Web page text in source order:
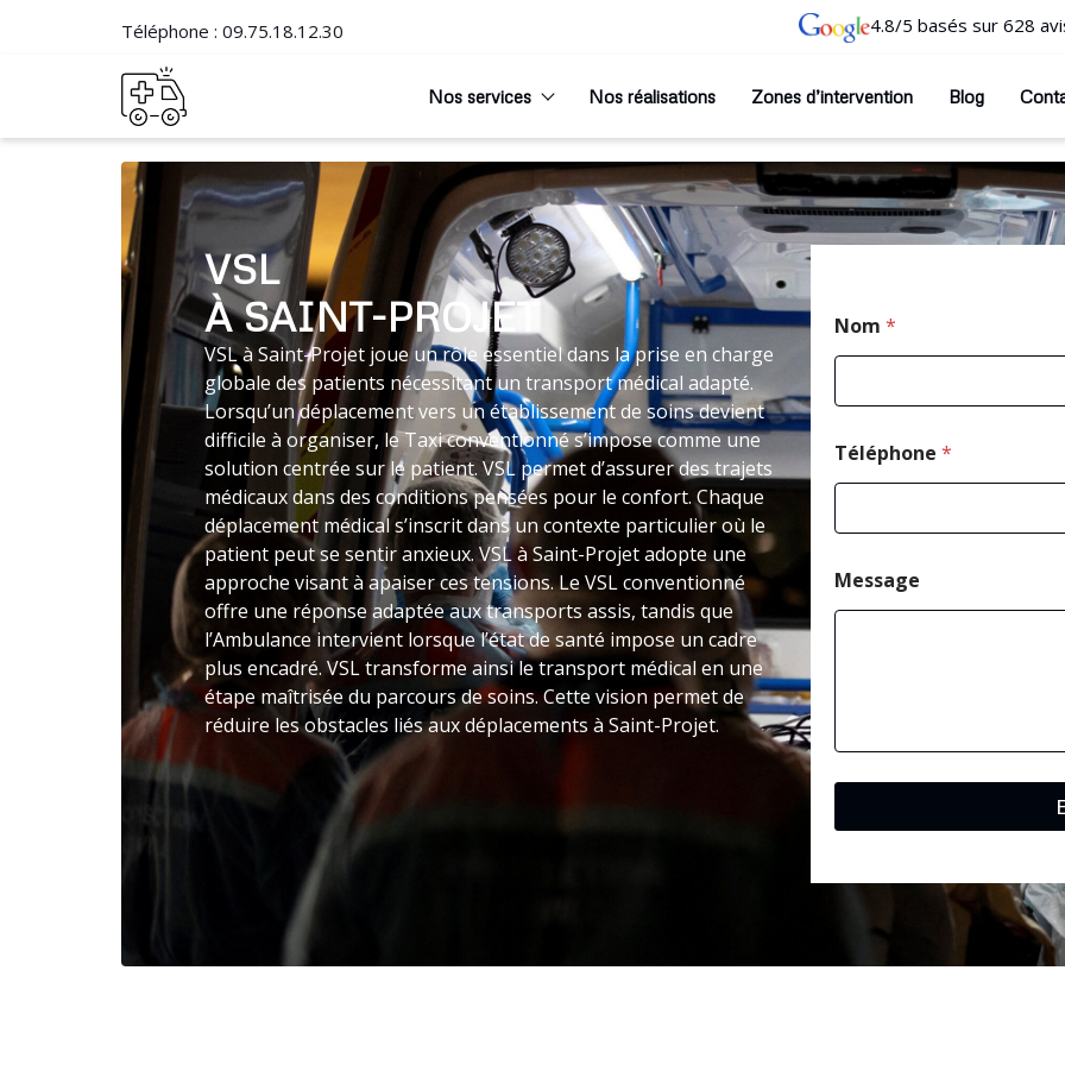
Téléphone : 09.75.18.12.30 4.8/5 basés sur 628
Nos services Nos réalisations Zones d’intervention Blog
VSL
À SAINT-PROJET
VSL à Saint-Projet joue un rôle essentiel dans la prise en charge
globale des patients nécessitant un transport médical adapté.
Lorsqu’un déplacement vers un établissement de soins devient
difficile à organiser, le Taxi conventionné s’impose comme une
solution centrée sur le patient. VSL permet d’assurer des trajets
médicaux dans des conditions pensées pour le confort. Chaque
déplacement médical s’inscrit dans un contexte particulier où le
patient peut se sentir anxieux. VSL à Saint-Projet adopte une
approche visant à apaiser ces tensions. Le VSL conventionné
offre une réponse adaptée aux transports assis, tandis que
l’Ambulance intervient lorsque l’état de santé impose un cadre
plus encadré. VSL transforme ainsi le transport médical en une
étape maîtrisée du parcours de soins. Cette vision permet de
réduire les obstacles liés aux déplacements à Saint-Projet.
Nom *
Téléphone *
Message